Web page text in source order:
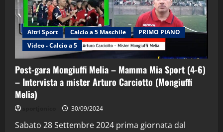
Altri Sport Calcio a 5 Maschile
PRIMO PIANO
Video - Calcio a 5
Post-gara Mongiuffi Melia – Mamma Mia Sport (4-6)
– Intervista a mister Arturo Carciotto (Mongiuffi
Melia)
30/09/2024
Sabato 28 Settembre 2024 prima giornata dal
“SportEmpire” in Podcast: 29^ Puntata
(Martedi 28 Aprile 2026)